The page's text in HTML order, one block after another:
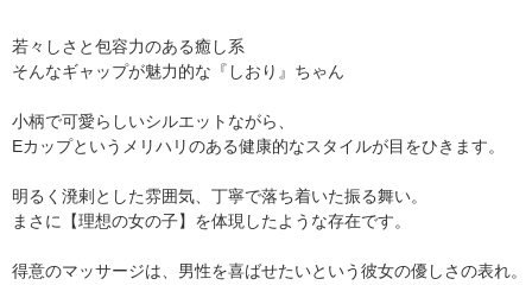
若々しさと包容力のある癒し系
そんなギャップが魅力的な『しおり』ちゃん
小柄で可愛らしいシルエットながら、
Eカップというメリハリのある健康的なスタイルが目をひきます。
明るく溌剌とした雰囲気、丁寧で落ち着いた振る舞い。
まさに【理想の女の子】を体現したような存在です。
得意のマッサージは、男性を喜ばせたいという彼女の優しさの表れ。